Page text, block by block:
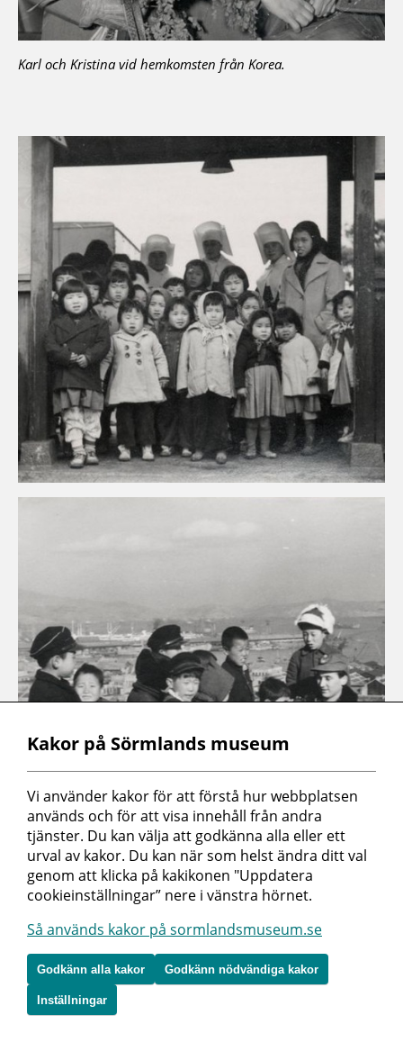
Karl och Kristina vid hemkomsten från Korea.
I Korea får Karl och Kristina sina första gemensamma
minnen. Det är där de börjar fundera på en framtid
tillsammans och förlovar sig. Karl är mycket barnkär och
han har länge vetat att han vill ha många barn.
Kakor på Sörmlands museum
Vi använder kakor för att förstå hur webbplatsen
används och för att visa innehåll från andra
tjänster. Du kan välja att godkänna alla eller ett
urval av kakor. Du kan när som helst ändra ditt val
genom att klicka på kakikonen "Uppdatera
cookieinställningar” nere i vänstra hörnet.
Så används kakor på sormlandsmuseum.se
Godkänn alla kakor Godkänn nödvändiga kakor
Inställningar